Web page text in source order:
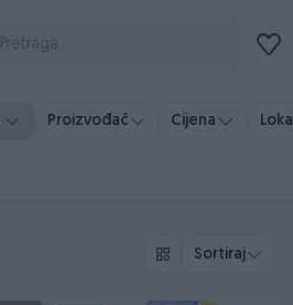
Proizvođač Cijena
Sortiraj